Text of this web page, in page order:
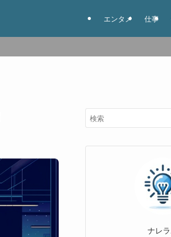
エンタメ 仕事
ナレ